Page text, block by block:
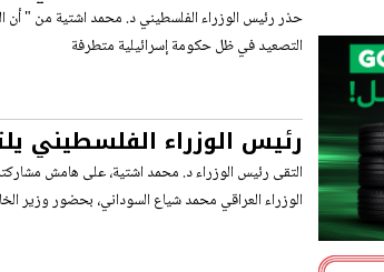
في ظل حكومة إسرائيلية
حذر رئيس الوزراء الفلسطيني د. محمد اشتية من " أن
التصعيد في ظل حكومة إسرائيلية متطرفة
رئيس الوزراء الفلسطيني
التقى رئيس الوزراء د. محمد اشتية، على هامش
الوزراء العراقي محمد شياع السوداني، بحضور وزير